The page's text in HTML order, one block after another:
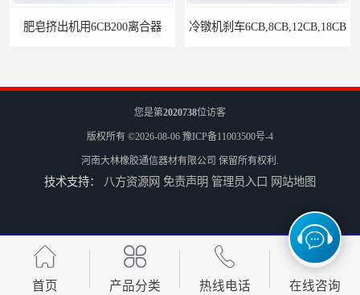
肥皂挤出机用6CB200离合器 冷镦机刹车6CB,8CB,12CB,18CB
冷镦机电机用小型8CB250离合器制动器刹车
您是第2020738位访客
版权所有 ©2026-08-06 豫ICP备11003500号-4
河南大林橡胶通信器材有限公司 保留所有权利.
技术支持： 八方资源网 免责声明 管理员入口 网站地图
首页 产品分类 热线电话 在线咨询